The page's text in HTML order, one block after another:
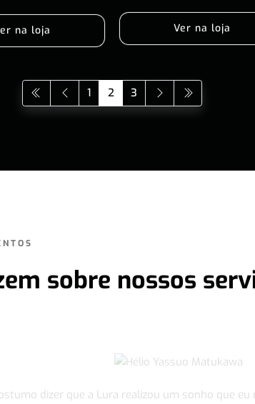
na loja Ver na loja
1 2 3
sobre nossos
dizer que a Lura realizou um sonho que eu